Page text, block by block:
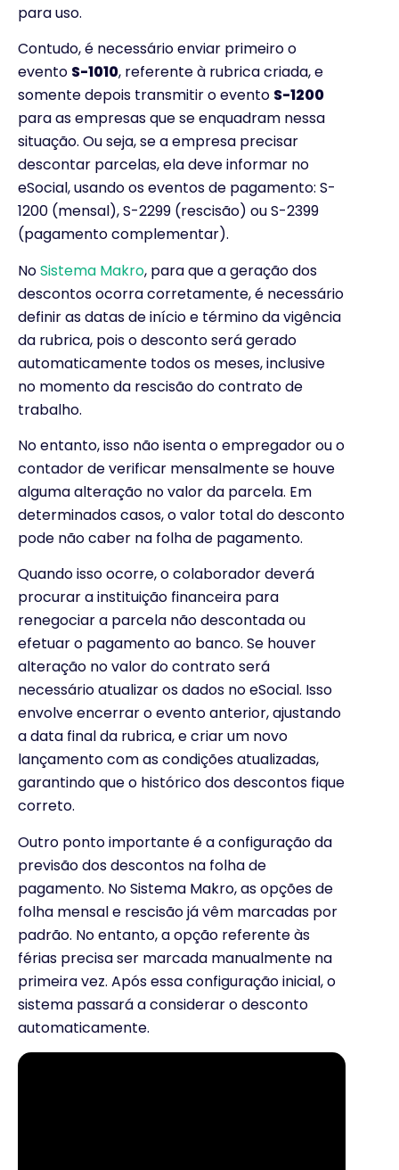
para uso.
Contudo, é necessário enviar primeiro o
evento S-1010, referente à rubrica criada, e
somente depois transmitir o evento S-1200
para as empresas que se enquadram nessa
situação. Ou seja, se a empresa precisar
descontar parcelas, ela deve informar no
eSocial, usando os eventos de pagamento: S-
1200 (mensal), S-2299 (rescisão) ou S-2399
(pagamento complementar).
NoSistema Makro, para que a geração dos
descontos ocorra corretamente, é necessário
definir as datas de início e término da vigência
da rubrica, pois o desconto será gerado
automaticamente todos os meses, inclusive
no momento da rescisão do contrato de
trabalho.
No entanto, isso não isenta o empregador ou o
contador de verificar mensalmente se houve
alguma alteração no valor da parcela. Em
determinados casos, o valor total do desconto
pode não caber na folha de pagamento.
Quando isso ocorre, o colaborador deverá
procurar a instituição financeira para
renegociar a parcela não descontada ou
efetuar o pagamento ao banco. Se houver
alteração no valor do contrato será
necessário atualizar os dados no eSocial. Isso
envolve encerrar o evento anterior, ajustando
a data final da rubrica, e criar um novo
lançamento com as condições atualizadas,
garantindo que o histórico dos descontos fique
correto.
Outro ponto importante é a configuração da
previsão dos descontos na folha de
pagamento. No Sistema Makro, as opções de
folha mensal e rescisão já vêm marcadas por
padrão. No entanto, a opção referente às
férias precisa ser marcada manualmente na
primeira vez. Após essa configuração inicial, o
sistema passará a considerar o desconto
automaticamente.